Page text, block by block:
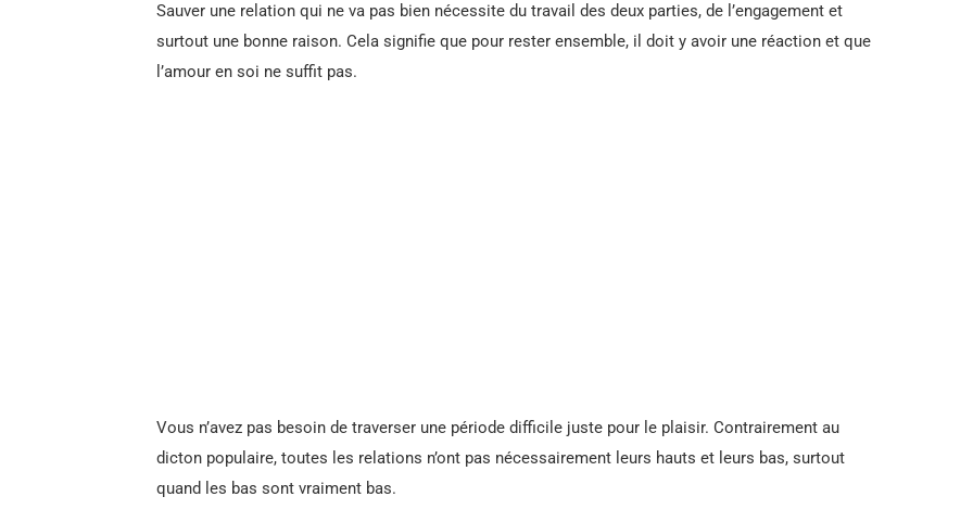
Sauver une relation qui ne va pas bien nécessite du travail des deux parties, de l’engagement et
surtout une bonne raison. Cela signifie que pour rester ensemble, il doit y avoir une réaction et que
l’amour en soi ne suffit pas.
Vous n’avez pas besoin de traverser une période difficile juste pour le plaisir. Contrairement au
dicton populaire, toutes les relations n’ont pas nécessairement leurs hauts et leurs bas, surtout
quand les bas sont vraiment bas.